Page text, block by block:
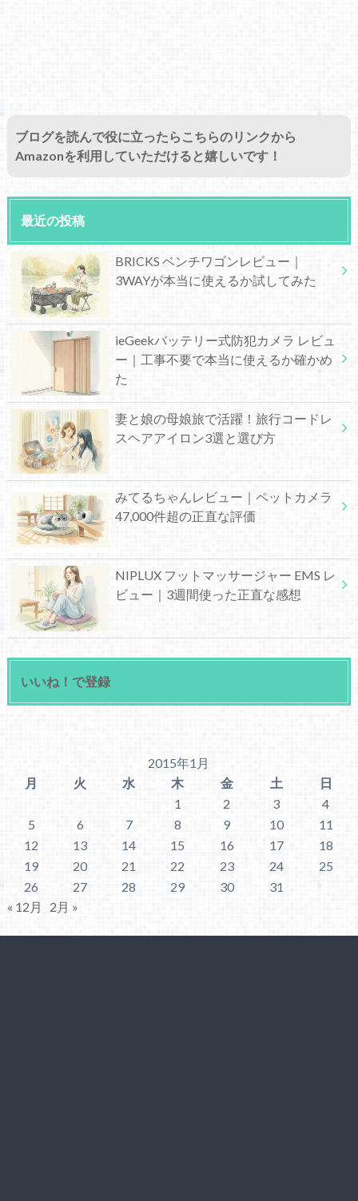
ブログを読んで役に立ったらこちらのリンクから
Amazonを利用していただけると嬉しいです！
最近の投稿
BRICKS ベンチワゴンレビュー｜
3WAYが本当に使えるか試してみた
ieGeekバッテリー式防犯カメラ レビュ
ー｜工事不要で本当に使えるか確かめ
た
妻と娘の母娘旅で活躍！旅行コードレ
スヘアアイロン3選と選び方
みてるちゃんレビュー｜ペットカメラ
47,000件超の正直な評価
NIPLUX フットマッサージャー EMS レ
ビュー｜3週間使った正直な感想
いいね！で登録
2015年1月
月
火 水 木 金 土
日
1
2 3
4
5
6 7 8 9 10
11
12
13 14 15 16 17
18
19
20 21 22 23 24
25
26
27 28 29 30
31
« 12月
2月 »